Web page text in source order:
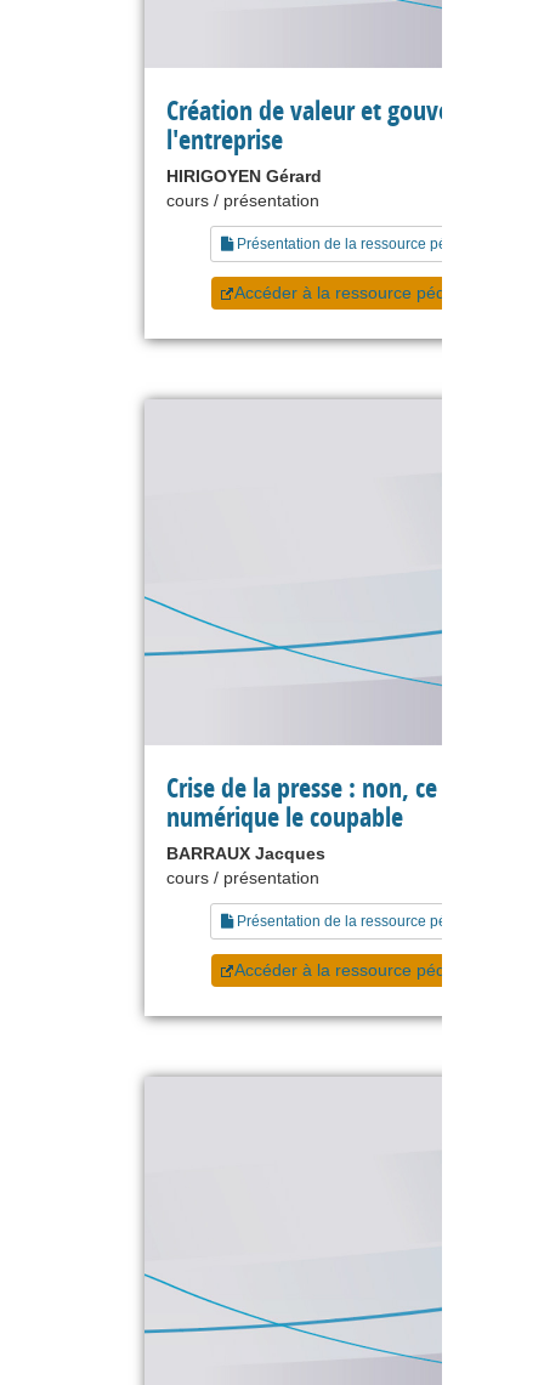
Création de valeur et gouvernance
l'entreprise
HIRIGOYEN Gérard
cours / présentation
Présentation de la ressource pédagogique
Accéder à la ressource pédagogique
Crise de la presse : non, ce n'est pas
numérique le coupable
BARRAUX Jacques
cours / présentation
Présentation de la ressource pédagogique
Accéder à la ressource pédagogique